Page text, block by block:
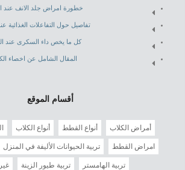
خطورة امراض جلد الانف عند
تفاصيل حول التفاعلات الغذائية
كل ما يخص داء السكرى عند
المقال الشامل عن اخصاء
أقسام الموقع
أمراض الكلاب أنواع القطط أنواع الكلاب
امراض القطط تربية الحيوانات الأليفة في المنزل
تربية الهامستر تربية طيور الزينة